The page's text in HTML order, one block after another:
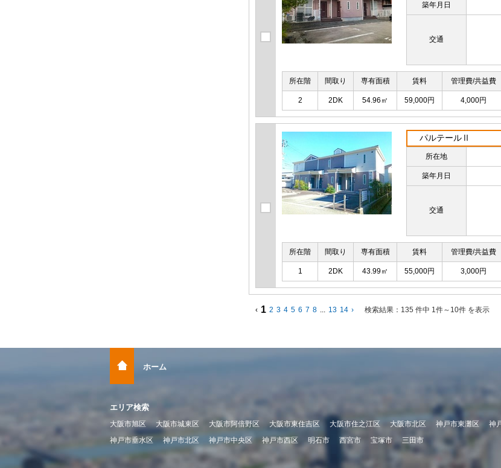
築年月日
交通
所在階 間取り 専有面積 賃料 管理費/共益費
2 2DK 54.96㎡ 59,000円 4,000円
パルテールⅡ
所在地
築年月日
交通
所在階 間取り 専有面積 賃料 管理費/共益費
1 2DK 43.99㎡ 55,000円 3,000円
検索結果： 135 件中 1件～10件 を表示
‹ 1 2 3 4 5 6 7 8 ... 13 14 ›
ホーム
エリア検索
大阪市旭区 大阪市城東区 大阪市阿倍野区 大阪市東住吉区 大阪市住之江区 大阪市北区 神戸市東灘区 神
神戸市垂水区
神戸市北区 神戸市中央区 神戸市西区 明石市 西宮市 宝塚市 三田市